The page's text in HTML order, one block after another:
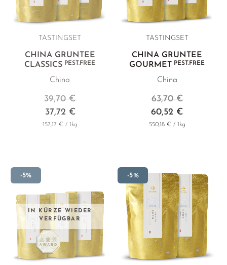
TASTINGSET
CHINA GRÜNTEE
CLASSICS PEST.FREE
China
37,72 €
39,70 €
157,17 € / 1kg
TASTINGSET
CHINA GRÜNTEE
GOURMET PEST.FREE
China
60,52 €
63,70 €
550,18 € / 1kg
-5%
IN KÜRZE WIEDER
VERFÜGBAR
-5%